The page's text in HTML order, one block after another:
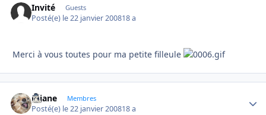
Invité Guests
Posté(e) le 22 janvier 200818 a
Merci à vous toutes pour ma petite filleule
réjane Membres
Posté(e) le 22 janvier 200818 a